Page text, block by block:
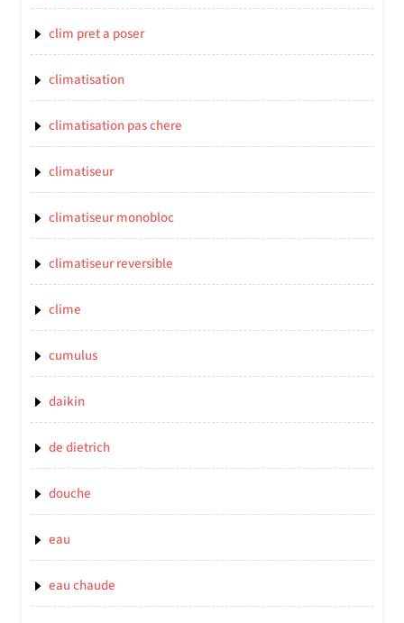
clim pret a poser
climatisation
climatisation pas chere
climatiseur
climatiseur monobloc
climatiseur reversible
clime
cumulus
daikin
de dietrich
douche
eau
eau chaude